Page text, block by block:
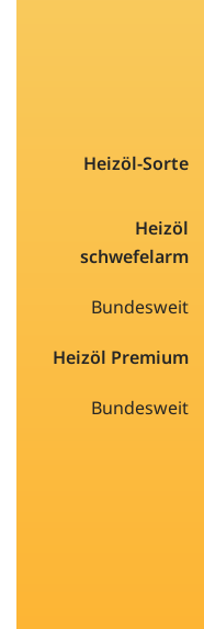
Heizöl-Sorte
Heizöl
schwefelarm
Bundesweit
Heizöl Premium
Bundesweit